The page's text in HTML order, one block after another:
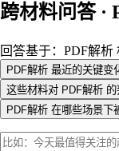
跨材料问答 ·
回答基于：PDF解析
PDF解析 最近的关键变
这些材料对 PDF解析 的
PDF解析 在哪些场景下